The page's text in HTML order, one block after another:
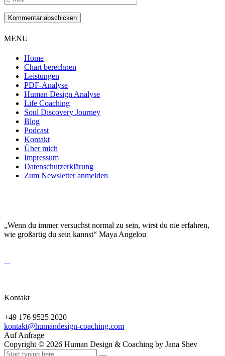
Kommentar abschicken
MENU
Home
Chart berechnen
Leistungen
PDF-Analyse
Human Design Analyse
Life Coaching
Soul Discovery Journey
Blog
Podcast
Kontakt
Über mich
Impressum
Datenschutzerklärung
Zum Newsletter anmelden
„Wenn du immer versuchst normal zu sein, wirst du nie erfahren,
wie großartig du sein kannst“ Maya Angelou
Kontakt
+49 176 9525 2020
kontakt@humandesign-coaching.com
Auf Anfrage
Copyright © 2026 Human Design & Coaching by Jana Shev